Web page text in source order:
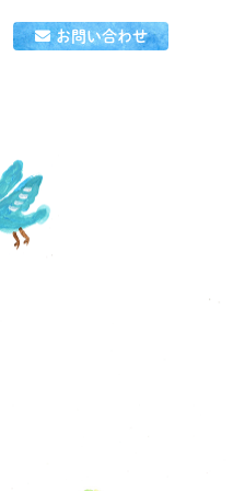
お問い合わせ